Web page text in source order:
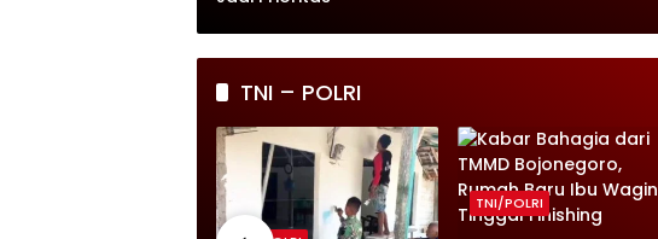
TNI – POLRI
TNI/POLRI